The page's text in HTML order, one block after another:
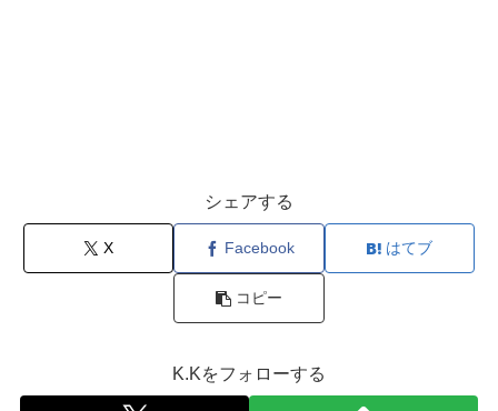
シェアする
X Facebook はてブ
コピー
K.Kをフォローする